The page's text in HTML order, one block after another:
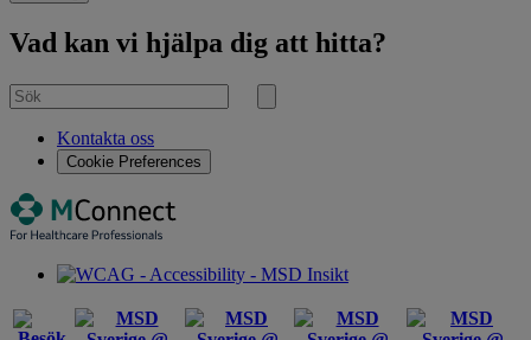
Vad kan vi hjälpa dig att hitta?
Sök
efter
Sök
Kontakta oss
Cookie Preferences